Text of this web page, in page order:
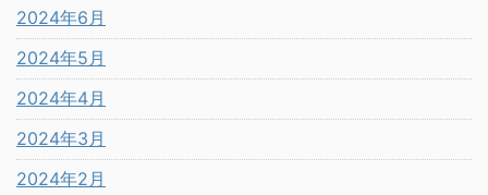
2024年6月
2024年5月
2024年4月
2024年3月
2024年2月